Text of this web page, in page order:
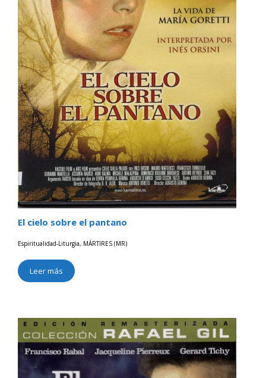
El cielo sobre el pantano
Espiritualidad-Liturgia, MÁRTIRES (MR)
Leer más